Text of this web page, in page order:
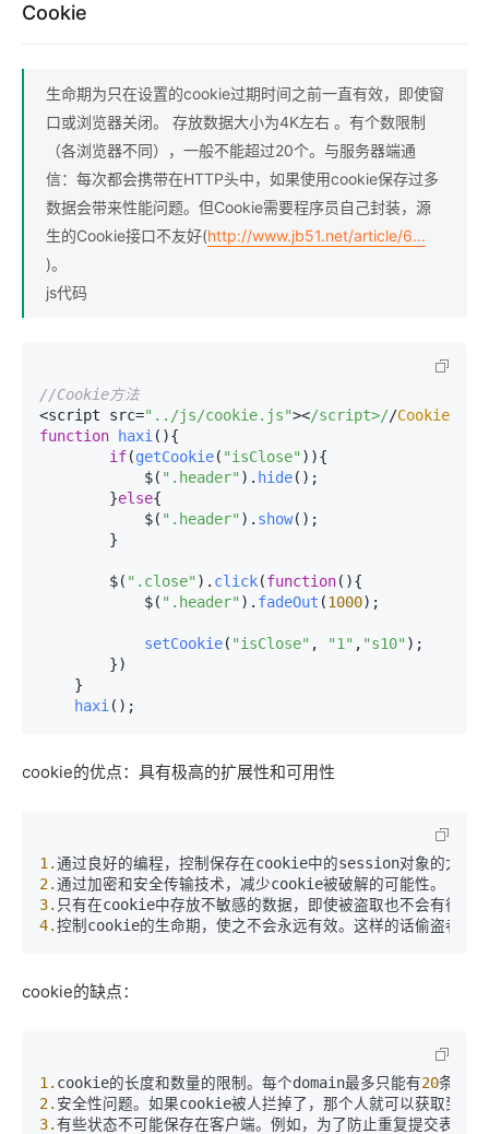
Cookie
生命期为只在设置的cookie过期时间之前一直有效，即使窗
口或浏览器关闭。 存放数据大小为4K左右 。有个数限制
（各浏览器不同），一般不能超过20个。与服务器端通
信：每次都会携带在HTTP头中，如果使用cookie保存过多
数据会带来性能问题。但Cookie需要程序员自己封装，源
生的Cookie接口不友好(http://www.jb51.net/article/6...
)。
js代码
//Cookie方法
<script src="../js/cookie.js"></script>//Cookie
function haxi ( ){
if(getCookie( "isClose" )){
            $(
".header" ). hide();
        }
else{
            $(
".header" ). show();
        }
        $(
".close" ). click(function( ){
            $(
".header" ). fadeOut (1000);
setCookie( "isClose" , "1" , "s10" );
        })
    }
haxi ();
cookie的优点：具有极高的扩展性和可用性
1.
2.
3.
4.控制cookie的生命期，使之不会永远有效。这样的话偷盗者
cookie的缺点：
1. cookie的长度和数量的限制。每个domain最多只能有20条
2.
3.有些状态不可能保存在客户端。例如，为了防止重复提交表单